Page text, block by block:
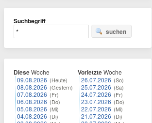
Suchbegriff
suchen
DieseWoche
09.08.2026 (Heute)
08.08.2026 (Gestern)
07.08.2026 (Fr)
06.08.2026 (Do)
05.08.2026 (Mi)
04.08.2026 (Di)
VorletzteWoche
26.07.2026 (So)
25.07.2026 (Sa)
24.07.2026 (Fr)
23.07.2026 (Do)
22.07.2026 (Mi)
21.07.2026 (Di)